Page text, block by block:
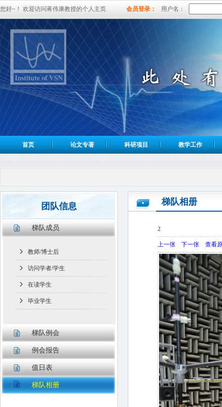
您好~！ 欢迎访问蒋伟康教授的个人主页. 会员登录： 用户名：
首页 论文专著 科研项目 教学工作
团队信息
梯队成员
教师/博士后
访问学者/学生
在读学生
毕业学生
梯队例会
例会报告
值日表
梯队相册
梯队相册
2
上一张 下一张 查看